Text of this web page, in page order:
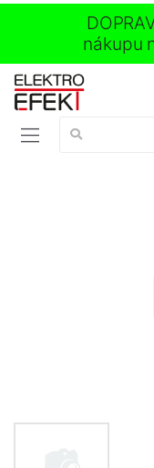
nákupu
Vyhledávání: